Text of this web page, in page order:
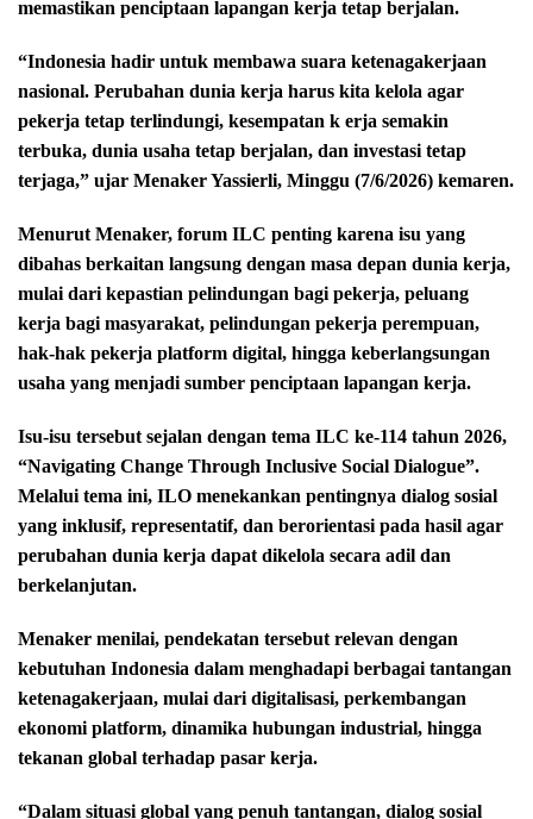
memastikan penciptaan lapangan kerja tetap berjalan.
“Indonesia hadir untuk membawa suara ketenagakerjaan
nasional. Perubahan dunia kerja harus kita kelola agar
pekerja tetap terlindungi, kesempatan k erja semakin
terbuka, dunia usaha tetap berjalan, dan investasi tetap
terjaga,” ujar Menaker Yassierli, Minggu (7/6/2026) kemaren.
Menurut Menaker, forum ILC penting karena isu yang
dibahas berkaitan langsung dengan masa depan dunia kerja,
mulai dari kepastian pelindungan bagi pekerja, peluang
kerja bagi masyarakat, pelindungan pekerja perempuan,
hak-hak pekerja platform digital, hingga keberlangsungan
usaha yang menjadi sumber penciptaan lapangan kerja.
Isu-isu tersebut sejalan dengan tema ILC ke-114 tahun 2026,
“Navigating Change Through Inclusive Social Dialogue”.
Melalui tema ini, ILO menekankan pentingnya dialog sosial
yang inklusif, representatif, dan berorientasi pada hasil agar
perubahan dunia kerja dapat dikelola secara adil dan
berkelanjutan.
Menaker menilai, pendekatan tersebut relevan dengan
kebutuhan Indonesia dalam menghadapi berbagai tantangan
ketenagakerjaan, mulai dari digitalisasi, perkembangan
ekonomi platform, dinamika hubungan industrial, hingga
tekanan global terhadap pasar kerja.
“Dalam situasi global yang penuh tantangan, dialog sosial